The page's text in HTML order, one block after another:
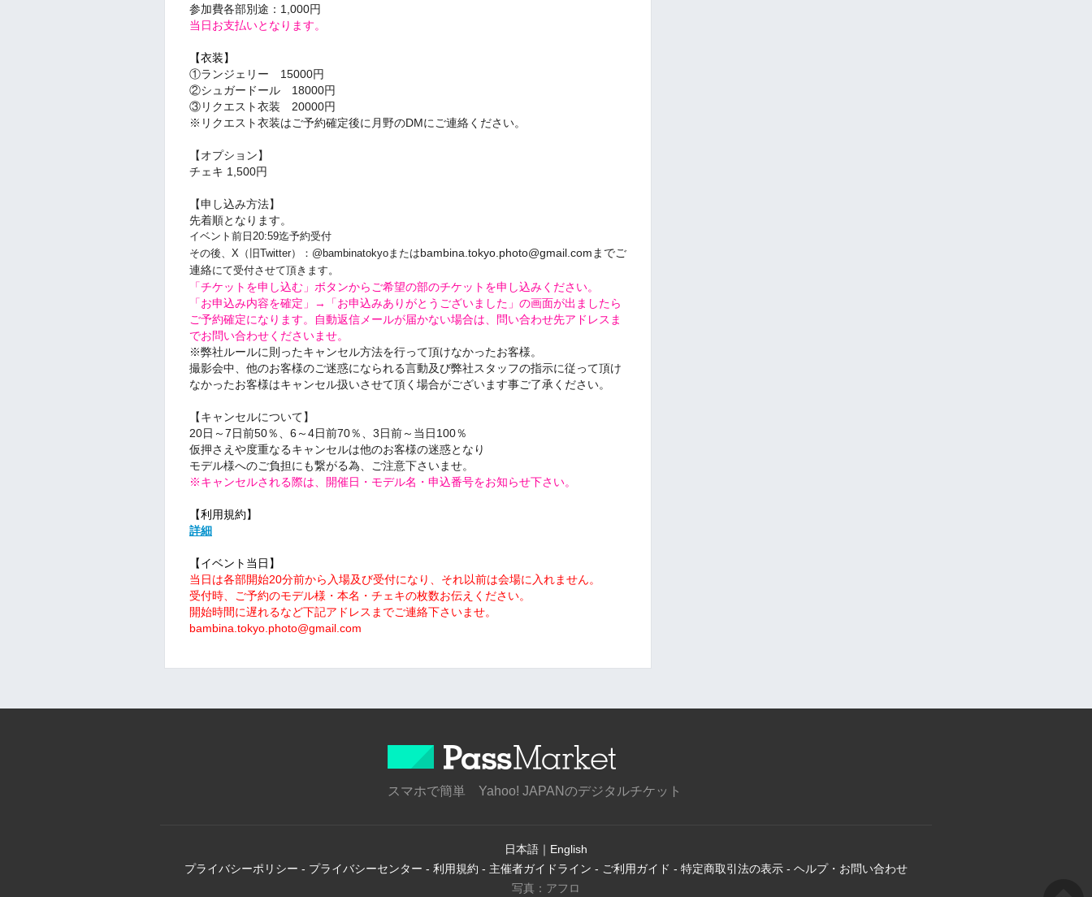
参加費各部別途：1,000円
当日お支払いとなります。
【衣装】
①ランジェリー 15000円
②シュガードール 18000円
③リクエスト衣装 20000円
※リクエスト衣装はご予約確定後に月野のDMにご連絡ください。
【オプション】
チェキ 1,500円
【申し込み方法】
先着順となります。
イベント前日20:59迄予約受付
その後、X（旧Twitter）：@bambinatokyoまたはbambina.tokyo.photo@gmail.comまでご
連絡にて受付させて頂きます。
「チケットを申し込む」ボタンからご希望の部のチケットを申し込みください。
「お申込み内容を確定」→「お申込みありがとうございました」の画面が出ましたら
ご予約確定になります。自動返信メールが届かない場合は、問い合わせ先アドレスま
でお問い合わせくださいませ。
※弊社ルールに則ったキャンセル方法を行って頂けなかったお客様。
撮影会中、他のお客様のご迷惑になられる言動及び弊社スタッフの指示に従って頂け
なかったお客様はキャンセル扱いさせて頂く場合がございます事ご了承ください。
【キャンセルについて】
20日～7日前50％、6～4日前70％、3日前～当日100％
仮押さえや度重なるキャンセルは他のお客様の迷惑となり
モデル様へのご負担にも繋がる為、ご注意下さいませ。
※キャンセルされる際は、開催日・モデル名・申込番号をお知らせ下さい。
【利用規約】
詳細
【イベント当日】
当日は各部開始20分前から入場及び受付になり、それ以前は会場に入れません。
受付時、ご予約のモデル様・本名・チェキの枚数お伝えください。
開始時間に遅れるなど下記アドレスまでご連絡下さいませ。
bambina.tokyo.photo@gmail.com
スマホで簡単 Yahoo! JAPANのデジタルチケット
日本語 ｜ English
プライバシーポリシー - プライバシーセンター - 利用規約 - 主催者ガイドライン - ご利用ガイド - 特定商取引法の表示 - ヘルプ・お問い合わせ
写真：アフロ